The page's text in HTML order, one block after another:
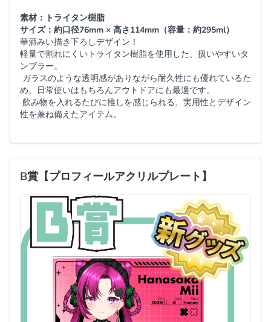
素材：トライタン樹脂
サイズ：約口径76mm × 高さ114mm（容量：約295ml）
華酒みい描き下ろしデザイン！
軽量で割れにくいトライタン樹脂を使用した、扱いやすいタ
ンブラー。
ガラスのような透明感がありながら耐久性にも優れているた
め、日常使いはもちろんアウトドアにも最適です。
飲み物を入れるたびに推しを感じられる、実用性とデザイン
性を兼ね備えたアイテム。
B賞【プロフィールアクリルプレート】